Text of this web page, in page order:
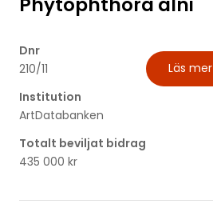
Dnr
210/11
Institution
ArtDatabanken
Totalt beviljat bidrag
435 000 kr
Läs mer